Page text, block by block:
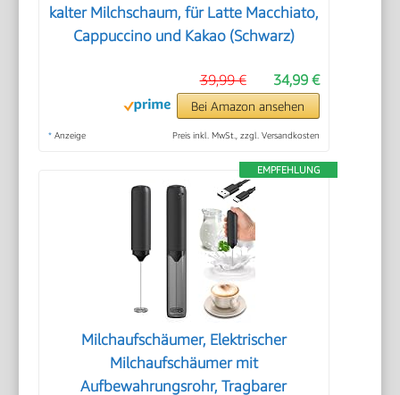
kalter Milchschaum, für Latte Macchiato,
Cappuccino und Kakao (Schwarz)
34,99 €
39,99 €
Bei Amazon ansehen
* Anzeige Preis inkl. MwSt., zzgl. Versandkosten
EMPFEHLUNG
Milchaufschäumer, Elektrischer
Milchaufschäumer mit
Aufbewahrungsrohr, Tragbarer